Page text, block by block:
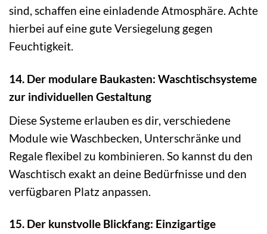
sind, schaffen eine einladende Atmosphäre. Achte
hierbei auf eine gute Versiegelung gegen
Feuchtigkeit.
14. Der modulare Baukasten: Waschtischsysteme
zur individuellen Gestaltung
Diese Systeme erlauben es dir, verschiedene
Module wie Waschbecken, Unterschränke und
Regale flexibel zu kombinieren. So kannst du den
Waschtisch exakt an deine Bedürfnisse und den
verfügbaren Platz anpassen.
15. Der kunstvolle Blickfang: Einzigartige